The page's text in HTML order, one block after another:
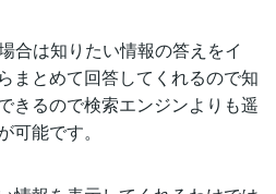
合は知りたい情報の答えをイ
まとめて回答してくれるので知
きるので検索エンジンよりも遥
能です。